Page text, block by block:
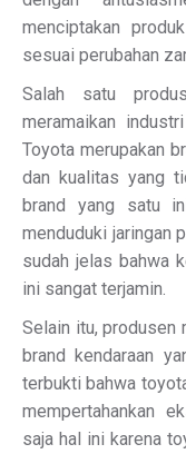
menciptakan
sesuai perubahan
Salah satu
meramaikan
Toyota merupakan
dan kualitas yang
brand yang satu
menduduki jaringan
sudah jelas bahwa
ini sangat terjamin.
Selain itu, produsen
brand kendaraan
terbukti bahwa
mempertahankan
saja hal ini karena